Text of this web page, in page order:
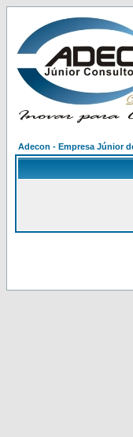
Adecon - Empresa Júnior